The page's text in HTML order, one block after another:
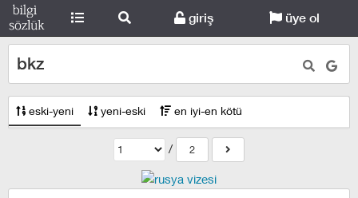
giriş üye ol
bkz
eski-yeni yeni-eski en iyi-en kötü
/ 2